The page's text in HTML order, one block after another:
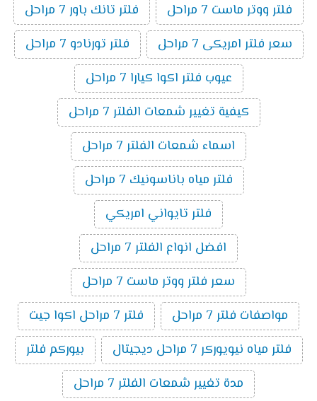
فلتر ووتر ماست 7 مراحل
فلتر تانك باور 7 مراحل
سعر فلتر امريكى 7 مراحل
فلتر تورنادو 7 مراحل
عيوب فلتر اكوا كيارا 7 مراحل
كيفية تغيير شمعات الفلتر 7 مراحل
اسماء شمعات الفلتر 7 مراحل
فلتر مياه باناسونيك 7 مراحل
فلتر تايواني امريكي
افضل انواع الفلتر 7 مراحل
سعر فلتر ووتر ماست 7 مراحل
مواصفات فلتر 7 مراحل
فلتر 7 مراحل اكوا جيت
فلتر مياه نيويوركر 7 مراحل ديجيتال
بيوركم فلتر
مدة تغيير شمعات الفلتر 7 مراحل